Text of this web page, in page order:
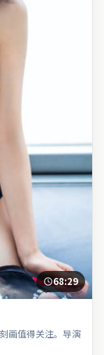
68:29
画值得关注。导演